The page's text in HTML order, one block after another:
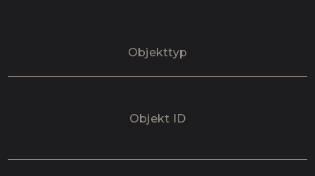
Objekttyp
Objekt ID